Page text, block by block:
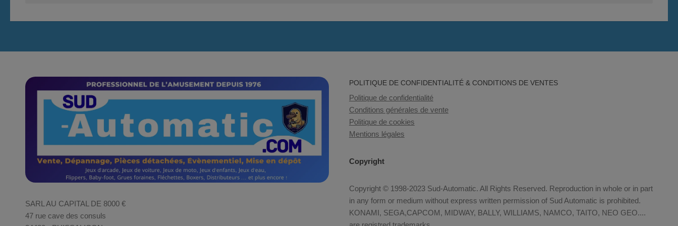
SARL AU CAPITAL DE 8000 €
47 rue cave des consuls
POLITIQUE DE CONFIDENTIALITÉ & CONDITIONS DE VENTES
Politique de confidentialité
Conditions générales de vente
Politique de cookies
Mentions légales
Copyright
Copyright © 1998-2023 Sud-Automatic. All Rights Reserved. Reproduction in whole or in part
in any form or medium without express written permission of Sud Automatic is prohibited.
KONAMI, SEGA,CAPCOM, MIDWAY, BALLY, WILLIAMS, NAMCO, TAITO, NEO GEO....